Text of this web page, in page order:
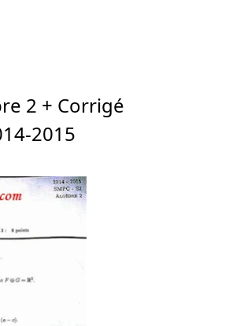
2 + Corrigé
2015